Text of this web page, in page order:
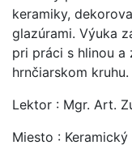
keramiky,
glazúrami. Výuka
pri práci s hlinou a
hrnčiarskom kruhu.
Lektor : Mgr. Art.
Miesto :